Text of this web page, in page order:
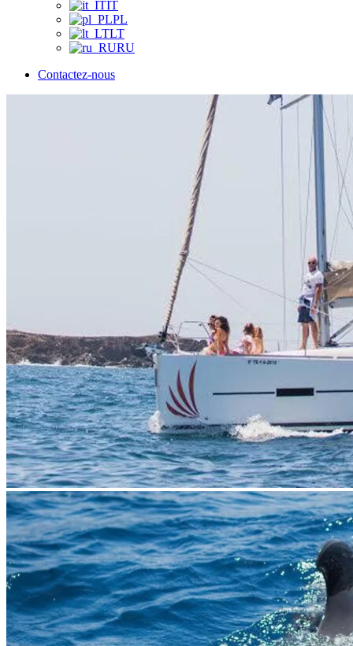
IT
PL
LT
RU
Contactez-nous